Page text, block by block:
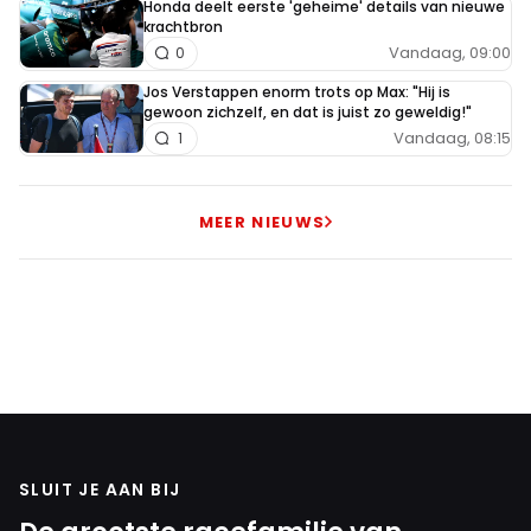
voorrang, dan zal de deceptie aan het eind van dit
jaar nog groter worden dan eind 2024,
Georgina van Adrichem
29 september 2025 13:53
Max een heleboel gaat winnen, maar Max is veel
sportiever als dat team, want Max is heel sportief en
Honda deelt eerste 'geheime' details van nieuwe
krachtbron
Vandaag, 09:00
0
Jos Verstappen enorm trots op Max: "Hij is
gewoon zichzelf, en dat is juist zo geweldig!"
Vandaag, 08:15
1
MEER NIEUWS
SLUIT JE AAN BIJ